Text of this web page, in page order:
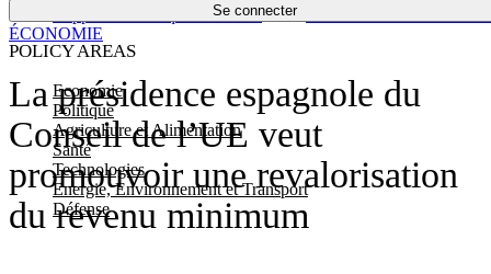
Se connecter
POLICY AREAS
Economie
Politique
Agriculture et Alimentation
Santé
Technologies
Energie, Environnement et Transport
Défense
Économie
La présidence espagnole du
Conseil de l’UE veut
promouvoir une revalorisation
du revenu minimum
ÉCONOMIE